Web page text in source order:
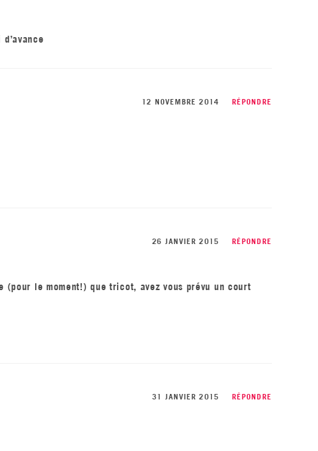
12 NOVEMBRE 2014 RÉPONDRE
26 JANVIER 2015 RÉPONDRE
le moment!) que tricot, avez vous prévu un court
31 JANVIER 2015 RÉPONDRE